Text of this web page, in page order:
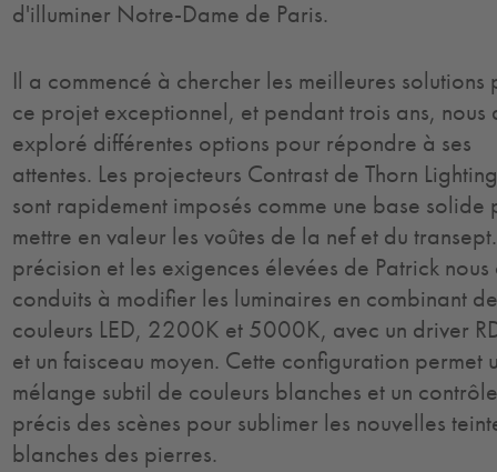
d'illuminer Notre-Dame de Paris.
Il a commencé à chercher les meilleures solutions
ce projet exceptionnel, et pendant trois ans, nous
exploré différentes options pour répondre à ses
attentes. Les projecteurs Contrast de Thorn
sont rapidement imposés comme une base solide
mettre en valeur les voûtes de la nef et du
précision et les exigences élevées de Patrick nous
conduits à modifier les luminaires en combinant
couleurs LED, 2200K et 5000K, avec un driver
et un faisceau moyen. Cette configuration permet
mélange subtil de couleurs blanches et un
précis des scènes pour sublimer les nouvelles
blanches des pierres.